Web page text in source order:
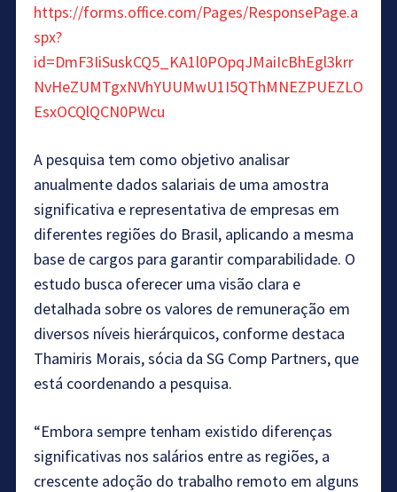
https://forms.office.com/Pages/ResponsePage.a
spx?
id=DmF3IiSuskCQ5_KA1l0POpqJMaiIcBhEgl3krr
NvHeZUMTgxNVhYUUMwU1I5QThMNEZPUEZLO
EsxOCQlQCN0PWcu
A pesquisa tem como objetivo analisar
anualmente dados salariais de uma amostra
significativa e representativa de empresas em
diferentes regiões do Brasil, aplicando a mesma
base de cargos para garantir comparabilidade. O
estudo busca oferecer uma visão clara e
detalhada sobre os valores de remuneração em
diversos níveis hierárquicos, conforme destaca
Thamiris Morais, sócia da SG Comp Partners, que
está coordenando a pesquisa.
“Embora sempre tenham existido diferenças
significativas nos salários entre as regiões, a
crescente adoção do trabalho remoto em alguns